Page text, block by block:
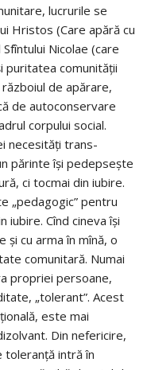
lucrurile se
Hristos (Care apără cu
Nicolae (care
puritatea comunităţii
de apărare,
de autoconservare
corpului social.
necesităţi trans-
părinte îşi pedepseşte
ci tocmai din iubire.
„pedagogic” pentru
iubire. Cînd cineva îşi
şi cu arma în mînă, o
comunitară. Numai
propriei persoane,
„tolerant”. Acest
este mai
Din nefericire,
toleranţă intră în